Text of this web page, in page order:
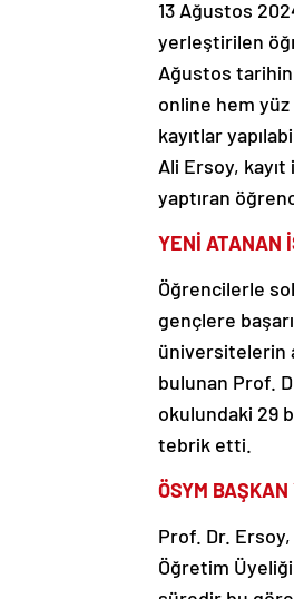
13 Ağustos
yerleştirilen
Ağustos
online hem
kayıtlar
Ali Ersoy,
yaptıran
YENİ ATANAN
Öğrencilerle
gençlere
üniversitelerin
bulunan Prof.
okulundaki 29
tebrik etti.
ÖSYM BAŞKAN
Prof. Dr.
Öğretim